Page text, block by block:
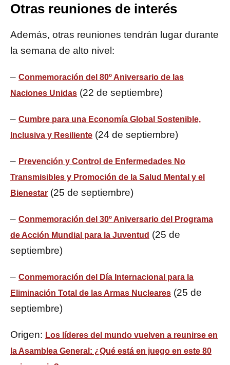
Otras reuniones de interés
Además, otras reuniones tendrán lugar durante
la semana de alto nivel:
– Conmemoración del 80º Aniversario de las
Naciones Unidas (22 de septiembre)
– Cumbre para una Economía Global Sostenible,
Inclusiva y Resiliente (24 de septiembre)
– Prevención y Control de Enfermedades No
Transmisibles y Promoción de la Salud Mental y el
Bienestar (25 de septiembre)
– Conmemoración del 30º Aniversario del Programa
de Acción Mundial para la Juventud (25 de
septiembre)
– Conmemoración del Día Internacional para la
Eliminación Total de las Armas Nucleares (25 de
septiembre)
Origen: Los líderes del mundo vuelven a reunirse en
la Asamblea General: ¿Qué está en juego en este 80